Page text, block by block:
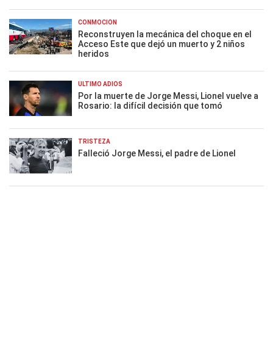
CONMOCIÓN
Reconstruyen la mecánica del choque en el
Acceso Este que dejó un muerto y 2 niños
heridos
ÚLTIMO ADIÓS
Por la muerte de Jorge Messi, Lionel vuelve a
Rosario: la difícil decisión que tomó
TRISTEZA
Falleció Jorge Messi, el padre de Lionel